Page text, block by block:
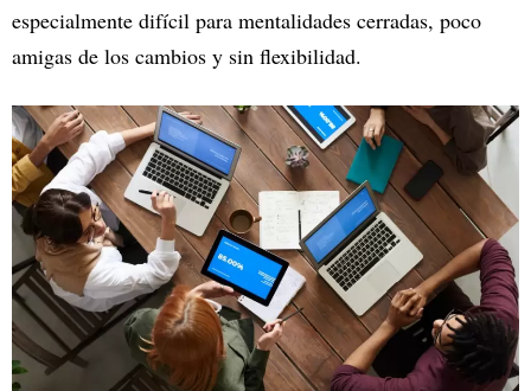
especialmente difícil para mentalidades cerradas, poco
amigas de los cambios y sin flexibilidad.